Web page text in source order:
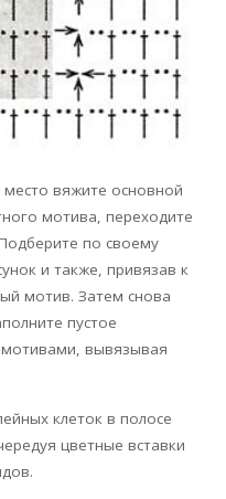
вяжите основной
мотива, переходите
по своему
и также, привязав к
мотив. Затем снова
пустое
вывязывая
клеток в полосе
цветные вставки